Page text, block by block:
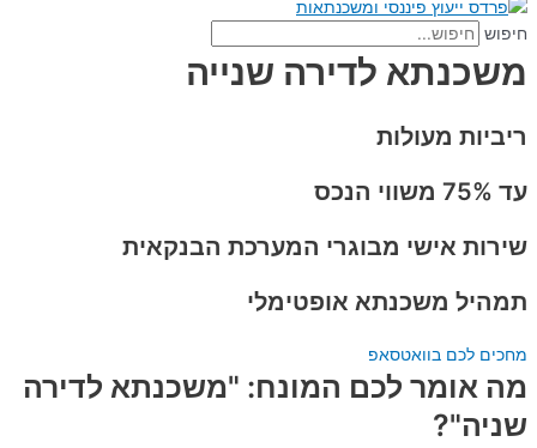
חיפוש
משכנתא לדירה שנייה
ריביות מעולות
עד 75% משווי הנכס
שירות אישי מבוגרי המערכת הבנקאית
תמהיל משכנתא אופטימלי
מחכים לכם בוואטסאפ
מה אומר לכם המונח: "משכנתא לדירה
שניה"?